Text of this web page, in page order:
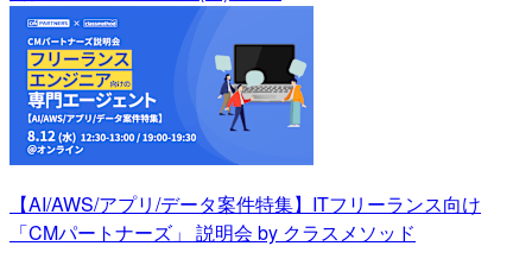
【AI/AWS/アプリ/データ案件特集】ITフリーランス向け
「CMパートナーズ」 説明会 by クラスメソッド